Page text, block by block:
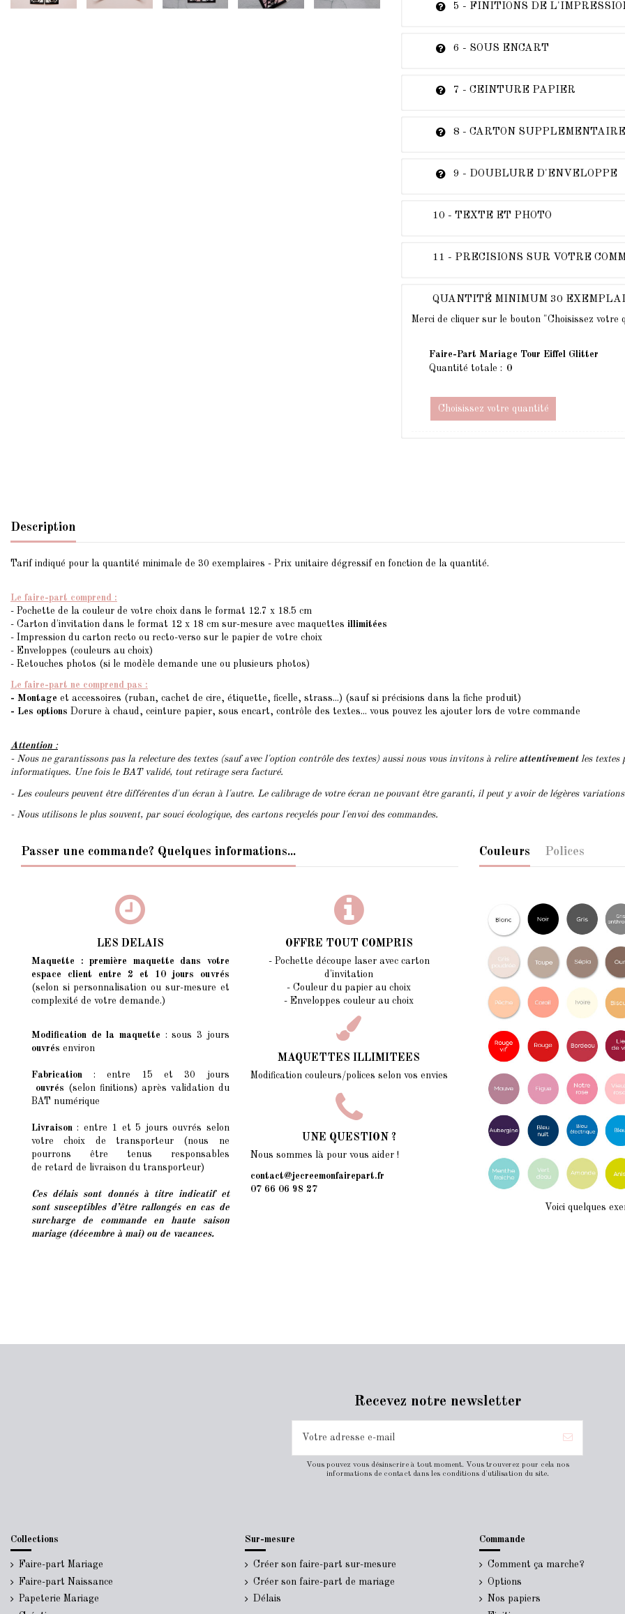
5 - FINITIONS DE
6 - SOUS ENCART
7 - CEINTURE PAPIER
8 - CARTON SUPPLEMENTAIRE
9 - DOUBLURE D'ENVELOPPE
10 - TEXTE ET PHOTO
11 - PRECISIONS SUR VOTRE
QUANTITÉ MINIMUM 30
Merci de cliquer sur le bouton "Choisissez
Faire-Part Mariage Tour Eiffel Glitter
Quantité totale :
Choisissez votre quantité
Description
Tarif indiqué pour la quantité minimale de 30 exemplaires - Prix unitaire dégressif en fonction de la quantité.
Le faire-part comprend :
- Pochette de la couleur de votre choix dans le format 12.7 x 18.5 cm
- Carton d'invitation dans le format 12 x 18 cm sur-mesure avec maquettes illimitées
- Impression du carton recto ou recto-verso sur le papier de votre choix
- Enveloppes (couleurs au choix)
- Retouches photos (si le modèle demande une ou plusieurs photos)
Le faire-part ne comprend pas :
- Montage et accessoires (ruban, cachet de cire, étiquette, ficelle, strass...) (sauf si précisions dans la fiche produit)
- Les options Dorure à chaud, ceinture papier, sous encart, contrôle des textes... vous pouvez les ajouter lors de votre commande
Attention :
- Nous ne garantissons pas la relecture des textes (sauf avec l'option contrôle des textes) aussi nous vous invitons à relire attentivementles textes
informatiques. Une fois le BAT validé, tout retirage sera facturé.
- Les couleurs peuvent être différentes d'un écran à l'autre. Le calibrage de votre écran ne pouvant être garanti, il peut y avoir de légères
- Nous utilisons le plus souvent, par souci écologique, des cartons recyclés pour l'envoi des commandes.
Passer une commande? Quelques informations...
LES DELAIS
Maquette : première maquette dans votre
espace client entre 2 et 10 jours ouvrés
(selon si personnalisation ou sur-mesure et
complexité de votre demande.)
Modification de la maquette : sous 3 jours
ouvrés environ
Fabrication : entre 15 et 30 jours
ouvrés (selon finitions) après validation du
BAT numérique
Livraison : entre 1 et 5 jours ouvrés selon
votre choix de transporteur (nous ne
pourrons être tenus responsables
de retard de livraison du transporteur)
Ces délais sont donnés à titre indicatif et
sont susceptibles d’être rallongés en cas de
surcharge de commande en haute saison
mariage (décembre à mai) ou de vacances.
OFFRE TOUT COMPRIS
- Pochette découpe laser avec carton
d'invitation
- Couleur du papier au choix
- Enveloppes couleur au choix
MAQUETTES ILLIMITEES
Modification couleurs/polices selon vos envies
UNE QUESTION ?
Nous sommes là pour vous aider !
contact@jecreemonfairepart.fr
07 66 06 98 27
Couleurs Polices
Voici quelques
Recevez notre newsletter
Vous pouvez vous désinscrire à tout moment. Vous trouverez pour cela nos
informations de contact dans les conditions d'utilisation du site.
Collections
Faire-part Mariage
Faire-part Naissance
Papeterie Mariage
Sur-mesure
Créer son faire-part sur-mesure
Créer son faire-part de mariage
Délais
Commande
Comment ça marche?
Options
Nos papiers